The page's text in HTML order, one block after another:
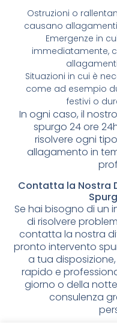
Ostruzioni o
causano
Emergenze in
immediatamente,
Situazioni in cui è
come ad esempio
festivi o
In ogni caso, il
spurgo 24 ore
risolvere ogni
allagamento in
Contatta la Nostra
Se hai bisogno di un
di risolvere
contatta la nostra
pronto intervento
a tua
rapido e
giorno o della
consulenza